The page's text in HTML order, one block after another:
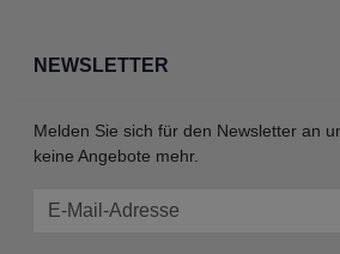
NEWSLETTER
Melden Sie sich für den Newsletter an
keine Angebote mehr.